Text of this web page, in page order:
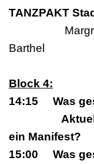
TANZPAKT
Margrit
Barthel
Block 4:
14:15 Was
Aktuelle
ein Manifest?
15:00 Was